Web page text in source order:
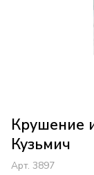
Крушение
Кузьмич
Арт. 3897